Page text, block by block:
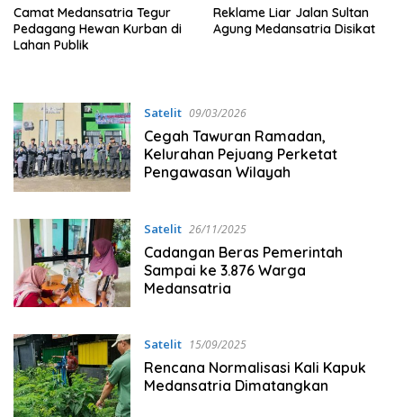
Camat Medansatria Tegur
Pedagang Hewan Kurban di
Lahan Publik
Reklame Liar Jalan Sultan
Agung Medansatria Disikat
Satelit 09/03/2026
Cegah Tawuran Ramadan,
Kelurahan Pejuang Perketat
Pengawasan Wilayah
Satelit 26/11/2025
Cadangan Beras Pemerintah
Sampai ke 3.876 Warga
Medansatria
Satelit 15/09/2025
Rencana Normalisasi Kali Kapuk
Medansatria Dimatangkan